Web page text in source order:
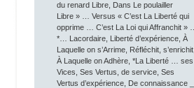
du renard Libre, Dans Le poulailler
Libre » … Versus « C’est La Liberté qui
opprime … C’est La Loi qui Affranchit » …
*… Lacordaire, Liberté d’expérience, À
Laquelle on s’Arrime, Réfléchit, s’enrichit,
À Laquelle on Adhère, *La Liberté … ses
Vices, Ses Vertus, de service, Ses
Vertus d’expérience, De connaissance _